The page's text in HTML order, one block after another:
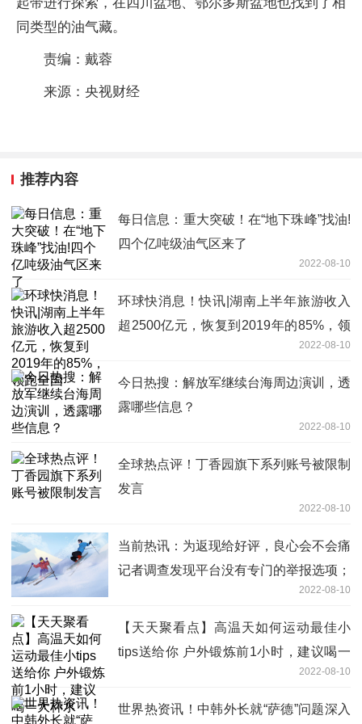
同类型的油气藏。
责编：戴蓉
来源：央视财经
推荐内容
每日信息：重大突破！在“地下珠峰”找油!
四个亿吨级油气区来了
2022-08-10
环球快消息！快讯|湖南上半年旅游收入
超2500亿元，恢复到2019年的85%，领
2022-08-10
今日热搜：解放军继续台海周边演训，透
露哪些信息？
2022-08-10
全球热点评！丁香园旗下系列账号被限制
发言
2022-08-10
当前热讯：为返现给好评，良心会不会痛
记者调查发现平台没有专门的举报选项；
2022-08-10
【天天聚看点】高温天如何运动最佳小
tips送给你 户外锻炼前1小时，建议喝一
2022-08-10
世界热资讯！中韩外长就“萨德”问题深入